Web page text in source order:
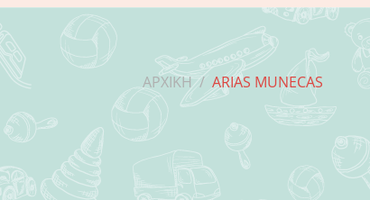
ΑΡΧΙΚΉ / ARIAS MUNECAS